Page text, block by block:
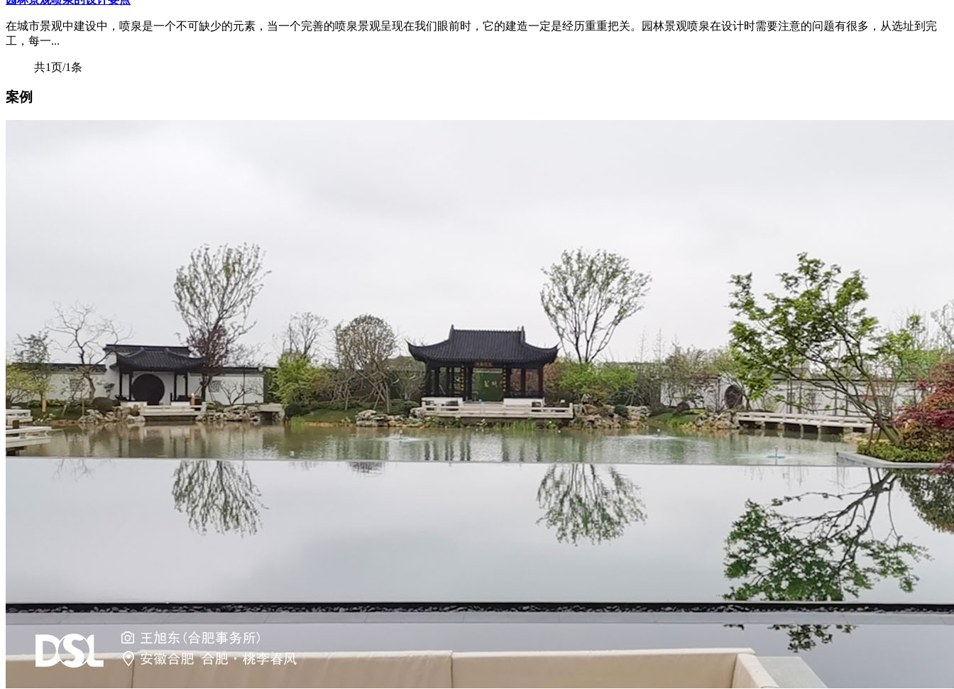
在城市景观中建设中，喷泉是一个不可缺少的元素，当一个完善的喷泉景观呈现在我们眼前时，它的建造一定是经历重重把关。园林景观喷泉在设计时需要注意的问题有很多，从选址到完
工，每一...
共1页/1条
案例